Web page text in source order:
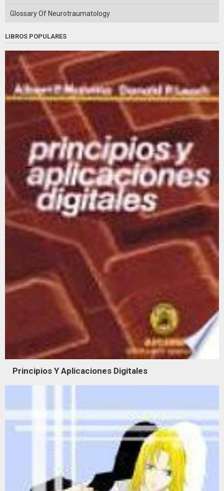
Glossary Of Neurotraumatology
LIBROS POPULARES
Principios Y Aplicaciones Digitales